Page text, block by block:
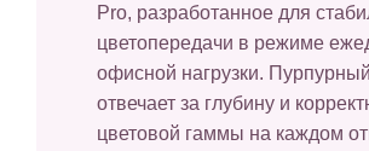
Pro, разработанное для
цветопередачи в режиме
офисной нагрузки.
отвечает за глубину и
цветовой гаммы на каждом